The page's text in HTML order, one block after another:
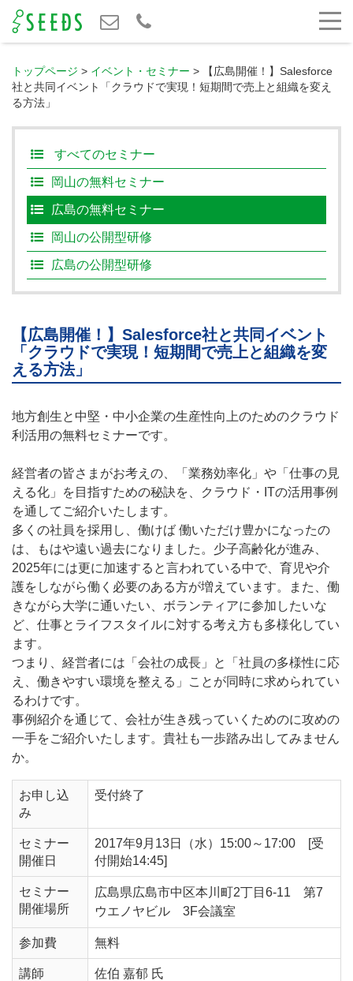
トップページ > イベント・セミナー >
【広島開催！】Salesforce
社と共同イベント「クラウドで実現！短期間で売上と組織を変え
る方法」
すべてのセミナー
岡山の無料セミナー
広島の無料セミナー
岡山の公開型研修
広島の公開型研修
【広島開催！】Salesforce社と共同イベント
「クラウドで実現！短期間で売上と組織を変
える方法」
地方創生と中堅・中小企業の生産性向上のためのクラウド
利活用の無料セミナーです。
経営者の皆さまがお考えの、「業務効率化」や「仕事の見
える化」を目指すための秘訣を、クラウド・ITの活用事例
を通してご紹介いたします。
多くの社員を採用し、働けば 働いただけ豊かになったの
は、もはや遠い過去になりました。少子高齢化が進み、
2025年には更に加速すると言われている中で、育児や介
護をしながら働く必要のある方が増えています。また、働
きながら大学に通いたい、ボランティアに参加したいな
ど、仕事とライフスタイルに対する考え方も多様化してい
ます。
つまり、経営者には「会社の成長」と「社員の多様性に応
え、働きやすい環境を整える」ことが同時に求められてい
るわけです。
事例紹介を通じて、会社が生き残っていくためのに攻めの
一手をご紹介いたします。貴社も一歩踏み出してみません
か。
お申し込
み
受付終了
セミナー
開催日
2017年9月13日（水）15:00～17:00 [受
付開始14:45]
セミナー
開催場所
広島県広島市中区本川町2丁目6-11 第7
ウエノヤビル 3F会議室
参加費 無料
講師
佐伯 嘉郁 氏